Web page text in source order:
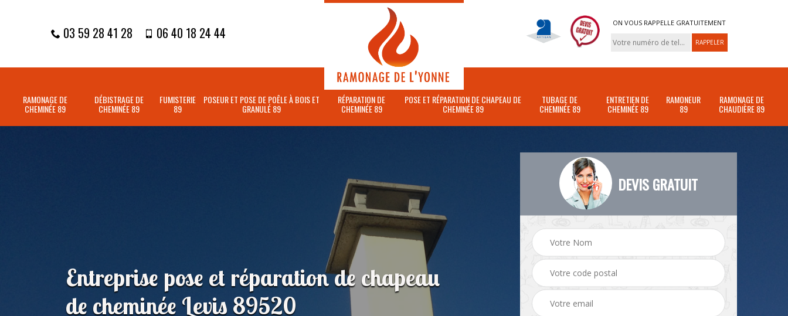
03 59 28 41 28 06 40 18 24 44
ON VOUS RAPPELLE GRATUITEMENT
RAMONAGE DE
CHEMINÉE 89
DÉBISTRAGE DE
CHEMINÉE 89
FUMISTERIE
89
POSEUR ET POSE DE POÊLE À BOIS ET
GRANULÉ 89
RÉPARATION DE
CHEMINÉE 89
POSE ET RÉPARATION DE CHAPEAU DE
CHEMINÉE 89
TUBAGE DE
CHEMINÉE 89
ENTRETIEN DE
CHEMINÉE 89
RAMONEUR
89
RAMONAGE DE
CHAUDIÈRE 89
Entreprise pose et réparation de chapeau
de cheminée Levis 89520
DEVIS GRATUIT